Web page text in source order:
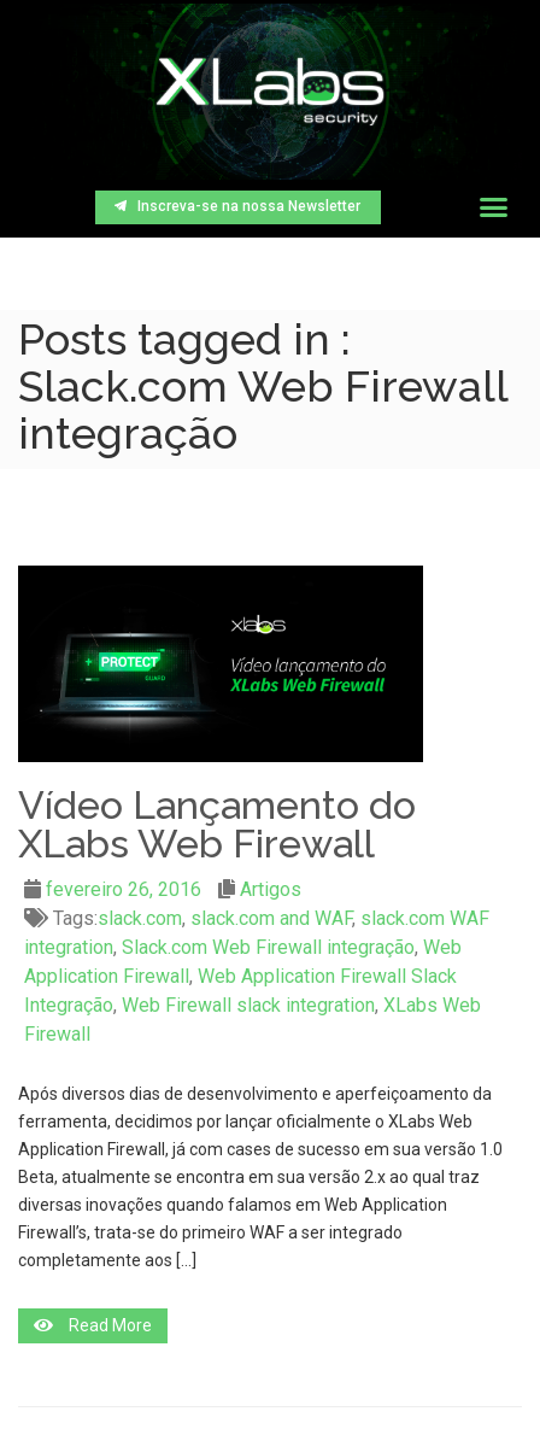
Inscreva-se na nossa Newsletter
Posts tagged in :
Slack.com Web Firewall
integração
Vídeo Lançamento do
XLabs Web Firewall
fevereiro 26, 2016
Artigos
Tags:slack.com, slack.com and WAF, slack.com WAF
integration, Slack.com Web Firewall integração, Web
Application Firewall , Web Application Firewall Slack
Integração, Web Firewall slack integration, XLabs Web
Firewall
Após diversos dias de desenvolvimento e aperfeiçoamento da
ferramenta, decidimos por lançar oficialmente o XLabs Web
Application Firewall, já com cases de sucesso em sua versão 1.0
Beta, atualmente se encontra em sua versão 2.x ao qual traz
diversas inovações quando falamos em Web Application
Firewall’s, trata-se do primeiro WAF a ser integrado
completamente aos […]
Read More